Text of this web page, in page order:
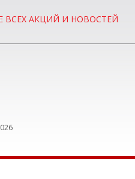
ВСЕХ АКЦИЙ И НОВОСТЕЙ